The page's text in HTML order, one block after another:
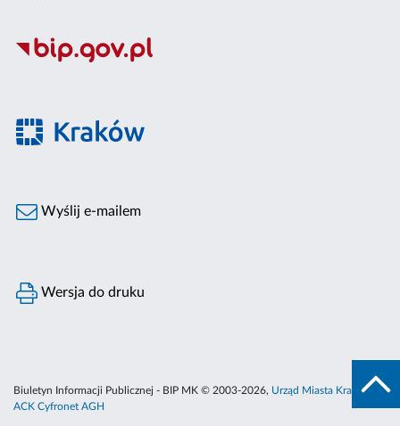
Wyślij e-mailem
Wersja do druku
Biuletyn Informacji Publicznej - BIP MK © 2003-2026, Urząd Miasta Krakowa
ACK Cyfronet AGH